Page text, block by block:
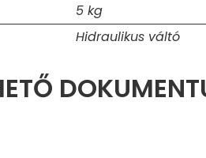
5 kg
Hidraulikus váltó